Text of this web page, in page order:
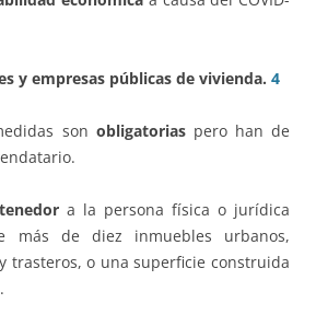
y empresas públicas de vivienda. 4
son obligatoriaspero han de
a la persona física o jurídica
más de diez inmuebles urbanos,
trasteros, o una superficie construida